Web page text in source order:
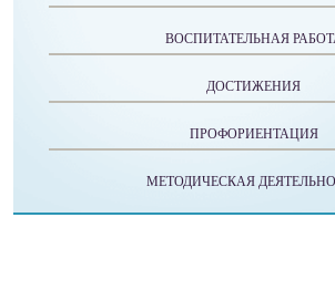
ВОСПИТАТЕЛЬНАЯ
ДОСТИЖЕНИЯ
ПРОФОРИЕНТАЦИЯ
МЕТОДИЧЕСКАЯ